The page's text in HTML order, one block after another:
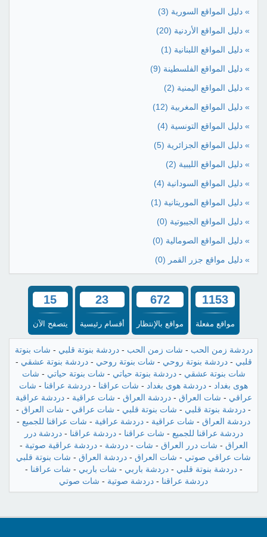
» دليل المواقع السورية (3)
» دليل المواقع الأردنية (20)
» دليل المواقع اللبنانية (1)
» دليل المواقع الفلسطينة (9)
» دليل المواقع اليمنية (2)
» دليل المواقع المغربية (12)
» دليل المواقع التونسية (4)
» دليل المواقع الجزائرية (5)
» دليل المواقع الليبية (2)
» دليل المواقع السودانية (4)
» دليل المواقع الموريتانية (1)
» دليل المواقع الجيبوتية (0)
» دليل المواقع الصومالية (0)
» دليل مواقع جزر القمر (0)
1153
مواقع مفعلة
672
مواقع بالإنتظار
23
أقسام رئيسية
15
يتصفح الآن
دردشة زمن الحب - شات زمن الحب -دردشة بنوتة قلبي - شات بنوتة
قلبي -دردشة بنوتة روحي - شات بنوتة روحي -دردشة بنوتة عشقي -
شات بنوتة عشقي -دردشة بنوتة حياتي - شات بنوتة حياتي - شات
هوى بغداد - دردشة هوى بغداد - شات عراقنا - دردشة عراقنا - شات
عراقي - شات العراق -دردشة العراق - شات عراقية -دردشة عراقية
- دردشة بنوتة قلبي - شات بنوتة قلبي - شات عراقي - شات العراق -
دردشة العراق - شات عراقية - دردشة عراقية - شات عراقنا للجميع -
دردشة عراقنا للجميع - شات عراقنا -دردشة عراقنا -دردشة درر
العراق - شات درر العراق - شات -دردشة -دردشة عراقية صوتية -
شات عراقي صوتي - شات العراق - دردشة العراق - شات بنوتة قلبي
-دردشة بنوتة قلبي -دردشة باربي - شات باربي - شات عراقنا -
دردشة عراقنا - دردشة صوتية - شات صوتي